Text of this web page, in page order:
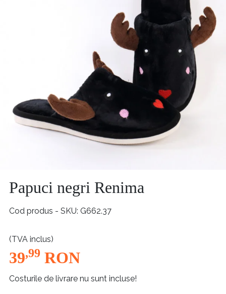
Papuci negri Renima
Cod produs - SKU G662.37
39,99 RON
(TVA inclus)
Costurile de livrare nu sunt incluse!